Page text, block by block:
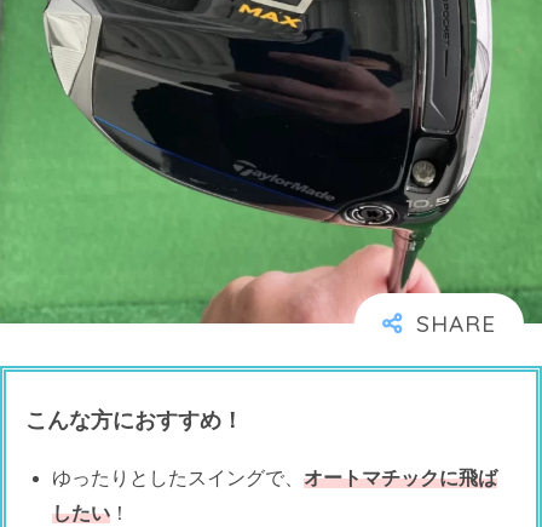
こんな方におすすめ！
ゆったりとしたスイングで、オートマチックに飛ば
したい ！